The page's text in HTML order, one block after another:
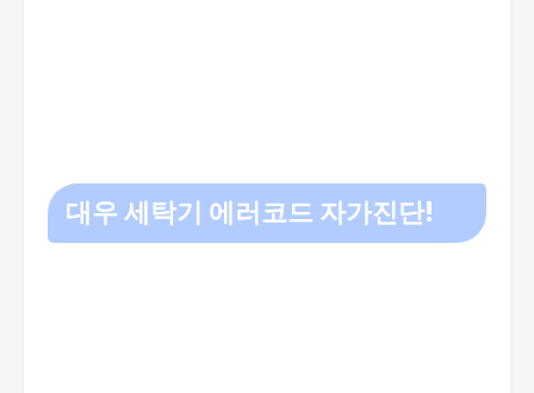
대우 세탁기 에러코드 자가진단!